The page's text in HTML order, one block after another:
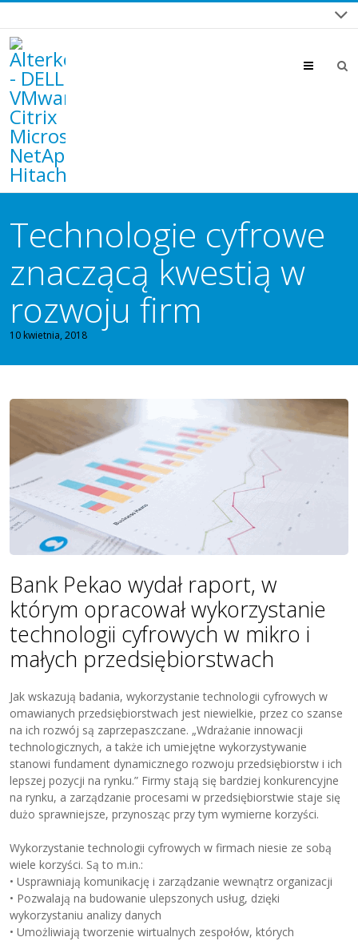
Menu
Technologie cyfrowe
znaczącą kwestią w
rozwoju firm
10 kwietnia, 2018
Bank Pekao wydał raport, w
którym opracował wykorzystanie
technologii cyfrowych w mikro i
małych przedsiębiorstwach
Jak wskazują badania, wykorzystanie technologii cyfrowych w
omawianych przedsiębiorstwach jest niewielkie, przez co szanse
na ich rozwój są zaprzepaszczane. „Wdrażanie innowacji
technologicznych, a także ich umiejętne wykorzystywanie
stanowi fundament dynamicznego rozwoju przedsiębiorstw i ich
lepszej pozycji na rynku.” Firmy stają się bardziej konkurencyjne
na rynku, a zarządzanie procesami w przedsiębiorstwie staje się
dużo sprawniejsze, przynosząc przy tym wymierne korzyści.
Wykorzystanie technologii cyfrowych w firmach niesie ze sobą
wiele korzyści. Są to m.in.:
• Usprawniają komunikację i zarządzanie wewnątrz organizacji
• Pozwalają na budowanie ulepszonych usług, dzięki
wykorzystaniu analizy danych
• Umożliwiają tworzenie wirtualnych zespołów, których